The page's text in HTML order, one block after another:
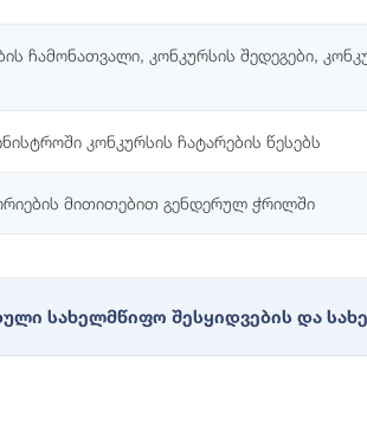
ჩამონათვალი, კონკურსის შედეგები,
კონკურსის ჩატარების წესებს
მითითებით გენდერულ ჭრილში
სახელმწიფო შესყიდვების და